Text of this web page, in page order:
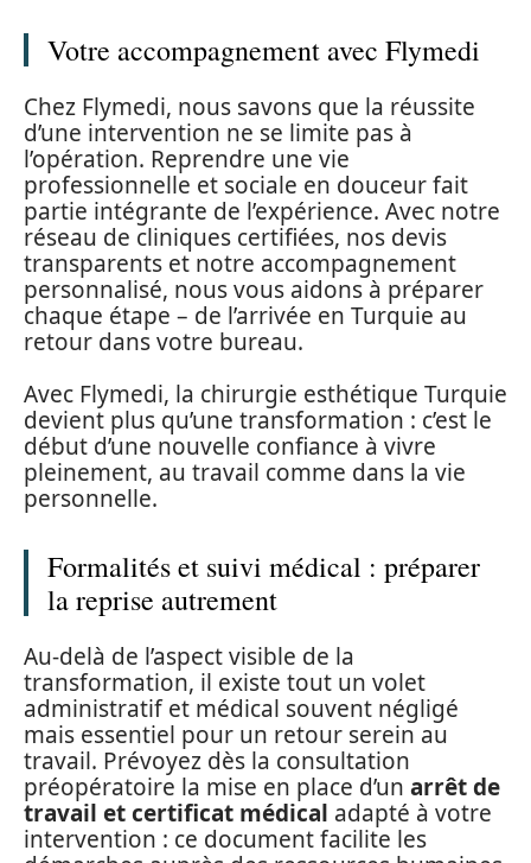
Votre accompagnement avec Flymedi
Chez Flymedi, nous savons que la réussite
d’une intervention ne se limite pas à
l’opération. Reprendre une vie
professionnelle et sociale en douceur fait
partie intégrante de l’expérience. Avec notre
réseau de cliniques certifiées, nos devis
transparents et notre accompagnement
personnalisé, nous vous aidons à préparer
chaque étape – de l’arrivée en Turquie au
retour dans votre bureau.
Avec Flymedi, la chirurgie esthétique Turquie
devient plus qu’une transformation : c’est le
début d’une nouvelle confiance à vivre
pleinement, au travail comme dans la vie
personnelle.
Formalités et suivi médical : préparer
la reprise autrement
Au-delà de l’aspect visible de la
transformation, il existe tout un volet
administratif et médical souvent négligé
mais essentiel pour un retour serein au
travail. Prévoyez dès la consultation
préopératoire la mise en place d’un arrêt de
travail et certificat médical adapté à votre
intervention : ce document facilite les